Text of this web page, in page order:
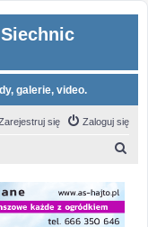
galerie, video.
Zaloguj się
się